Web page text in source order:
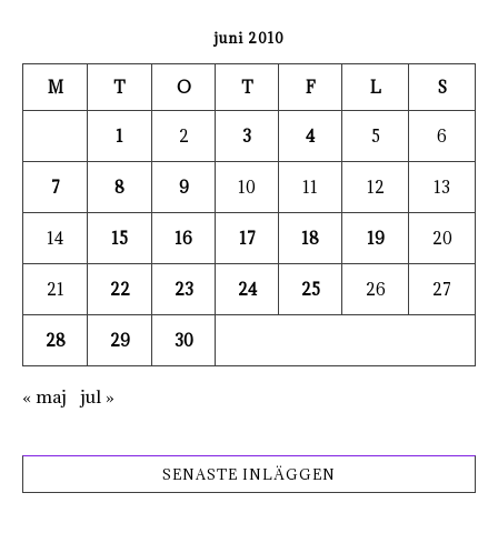
juni 2010
M T O T F L S
1 2 3 4 5 6
7 8 9 10 11 12 13
14 15 16 17 18 19 20
21 22 23 24 25 26 27
28 29 30
« maj jul »
SENASTE INLÄGGEN